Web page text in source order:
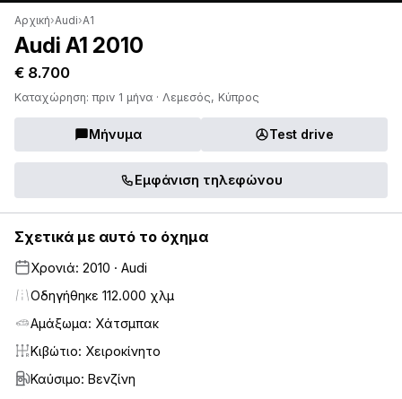
Αρχική›Audi›A1
Audi A1 2010
€ 8.700
Καταχώρηση: πριν 1 μήνα · Λεμεσός, Κύπρος
Μήνυμα Test drive
Εμφάνιση τηλεφώνου
Σχετικά με αυτό το όχημα
Χρονιά: 2010 · Audi
Οδηγήθηκε 112.000 χλμ
Αμάξωμα: Χάτσμπακ
Κιβώτιο: Χειροκίνητο
Καύσιμο: Βενζίνη